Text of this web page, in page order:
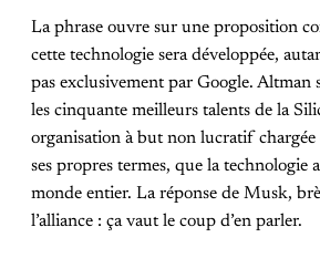
La phrase ouvre sur une proposition
cette technologie sera développée,
pas exclusivement par Google. Altman
les cinquante meilleurs talents de la
organisation à but non lucratif chargée
ses propres termes, que la technologie
monde entier. La réponse de Musk,
l’alliance : ça vaut le coup d’en parler.